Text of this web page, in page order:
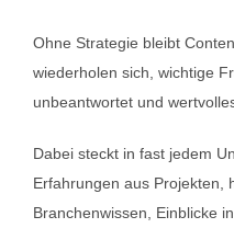
Ohne Strategie bleibt
wiederholen sich, wichtige
unbeantwortet und
Dabei steckt in fast jedem
Erfahrungen aus Projekten,
Branchenwissen, Einblicke